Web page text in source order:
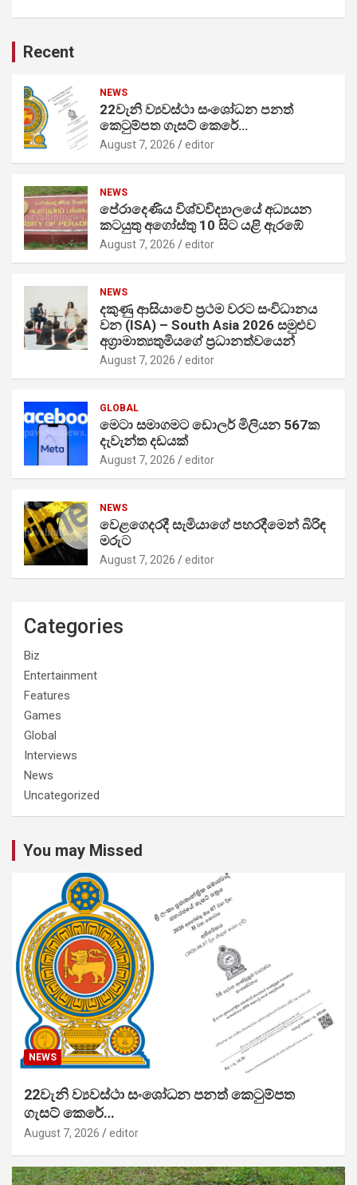
Recent
NEWS
22වැනි ව්‍යවස්ථා සංශෝධන පනත්
කෙටුම්පත ගැසට් කෙරේ…
August 7, 2026 editor
NEWS
පේරාදෙණිය විශ්වවිද්‍යාලයේ අධ්‍යයන
කටයුතු අගෝස්තු 10 සිට යළි ඇරඹේ
August 7, 2026 editor
NEWS
දකුණු ආසියාවේ ප්‍රථම වරට සංවිධානය
වන (ISA) – South Asia 2026 සමුළුව
අග්‍රාමාත්‍යතුමියගේ ප්‍රධානත්වයෙන්
August 7, 2026 editor
GLOBAL
මෙටා සමාගමට ඩොලර් මිලියන 567ක
දැවැන්ත දඩයක්
August 7, 2026 editor
NEWS
වෙළගෙදරදී සැමියාගේ පහරදීමෙන් බිරිඳ
මරුට
August 7, 2026 editor
Categories
Biz
Entertainment
Features
Games
Global
Interviews
News
Uncategorized
You may Missed
NEWS
22වැනි ව්‍යවස්ථා සංශෝධන පනත් කෙටුම්පත
ගැසට් කෙරේ…
August 7, 2026 editor